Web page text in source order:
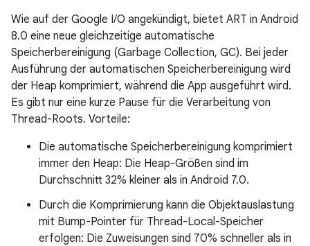
Wie auf der Google I/O angekündigt, bietet ART in Android
8.0 eine neue gleichzeitige automatische
Speicherbereinigung (Garbage Collection, GC). Bei jeder
Ausführung der automatischen Speicherbereinigung wird
der Heap komprimiert, während die App ausgeführt wird.
Es gibt nur eine kurze Pause für die Verarbeitung von
Thread-Roots. Vorteile:
Die automatische Speicherbereinigung komprimiert
immer den Heap: Die Heap-Größen sind im
Durchschnitt 32% kleiner als in Android 7.0.
Durch die Komprimierung kann die Objektauslastung
mit Bump-Pointer für Thread-Local-Speicher
erfolgen: Die Zuweisungen sind 70% schneller als in